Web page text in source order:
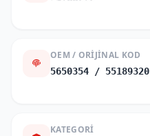
OEM / ORIJINAL KOD
5650354 / 55189320
KATEGORI